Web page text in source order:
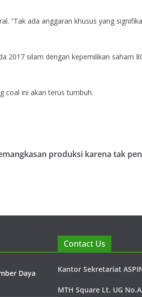
“Tak ada anggaran khusus yang
2017 silam dengan kepemilikan saham
coal ini akan terus tumbuh.
produksi karena tak
Daya
Contact Us
Kantor Sekretariat
MTH Square Lt. UG